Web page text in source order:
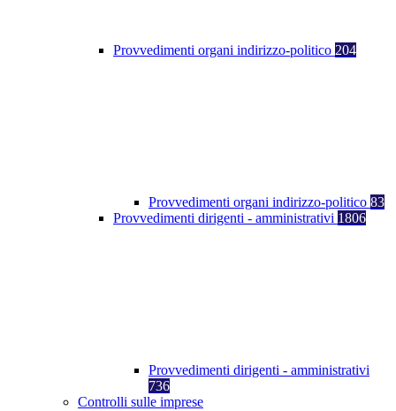
Provvedimenti organi indirizzo-politico 204
Provvedimenti organi indirizzo-politico 83
Provvedimenti dirigenti - amministrativi 1806
Provvedimenti dirigenti - amministrativi
736
Controlli sulle imprese